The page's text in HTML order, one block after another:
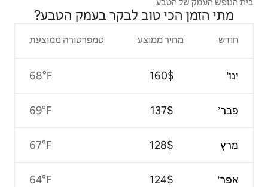
לבקר בעמק הטבע?
טמפרטורה ממוצעת
68°F
69°F
67°F
64°F